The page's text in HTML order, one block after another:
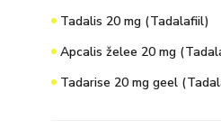
Tadalis 20 mg (Tadalafiil)
Apcalis želee 20 mg
Tadarise 20 mg geel